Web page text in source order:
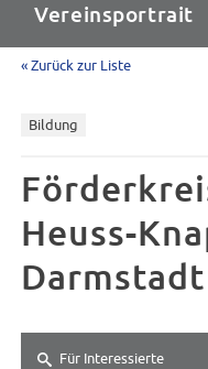
Vereinsportrait
« Zurück zur Liste
Bildung
Heuss-
Darmstadt
Für Interessierte